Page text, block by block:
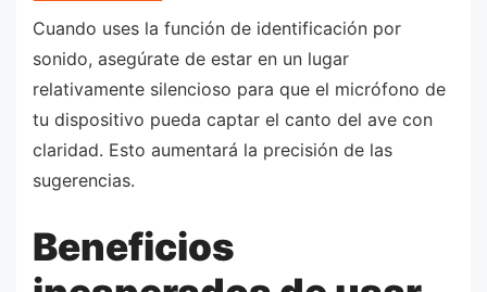
Cuando uses la función de identificación por
sonido, asegúrate de estar en un lugar
relativamente silencioso para que el micrófono de
tu dispositivo pueda captar el canto del ave con
claridad. Esto aumentará la precisión de las
sugerencias.
Beneficios